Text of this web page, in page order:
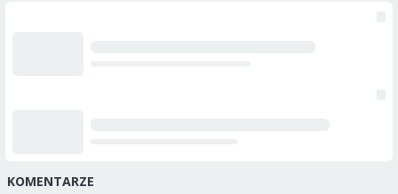
KOMENTARZE